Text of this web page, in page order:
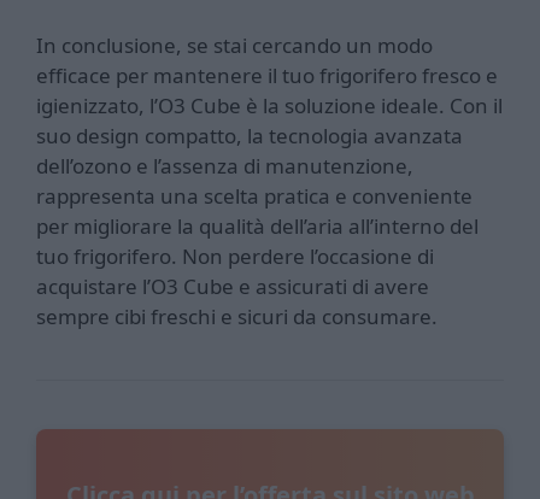
In conclusione, se stai cercando un modo
efficace per mantenere il tuo frigorifero fresco e
igienizzato, l’O3 Cube è la soluzione ideale. Con il
suo design compatto, la tecnologia avanzata
dell’ozono e l’assenza di manutenzione,
rappresenta una scelta pratica e conveniente
per migliorare la qualità dell’aria all’interno del
tuo frigorifero. Non perdere l’occasione di
acquistare l’O3 Cube e assicurati di avere
sempre cibi freschi e sicuri da consumare.